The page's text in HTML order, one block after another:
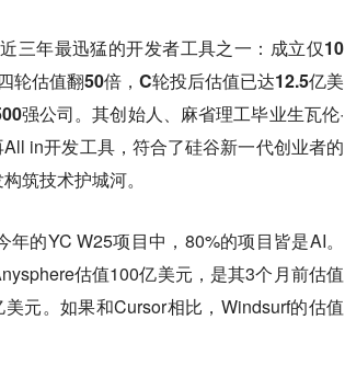
三年最迅猛的开发者工具之一：成立仅10
估值翻50倍，C轮投后估值已达12.5亿美
强公司。其创始人、麻省理工毕业生瓦伦·
in开发工具，符合了硅谷新一代创业者的
筑技术护城河。
的YC W25项目中，80%的项目皆是AI。
估值100亿美元，是其3个月前估值
元。如果和Cursor相比，Windsurf的估值